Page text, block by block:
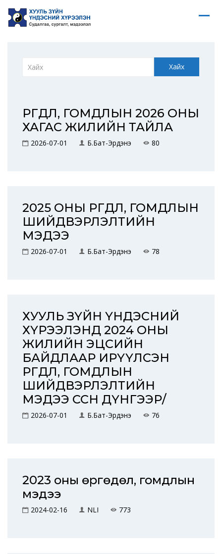
Хайх
ӨРГӨДӨЛ, ГОМДЛЫН 2026 ОНЫ
ХАГАС ЖИЛИЙН ТАЙЛА
2026-07-01 Б.Бат-Эрдэнэ 80
2025 ОНЫ ӨРГӨДӨЛ, ГОМДЛЫН
ШИЙДВЭРЛЭЛТИЙН
МЭДЭЭ
2026-07-01 Б.Бат-Эрдэнэ 78
ХУУЛЬ ЗҮЙН ҮНДЭСНИЙ
ХҮРЭЭЛЭНД 2024 ОНЫ
ЖИЛИЙН ЭЦСИЙН
БАЙДЛААР ИРҮҮЛСЭН
ӨРГӨДӨЛ, ГОМДЛЫН
ШИЙДВЭРЛЭЛТИЙН
МЭДЭЭ ӨССӨН ДҮНГЭЭР/
2026-07-01 Б.Бат-Эрдэнэ 76
2023 оны өргөдөл, гомдлын
мэдээ
2024-02-16 NLI 773